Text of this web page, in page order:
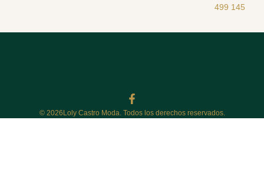
499 145
© 2026Loly Castro Moda. Todos los derechos reservados.